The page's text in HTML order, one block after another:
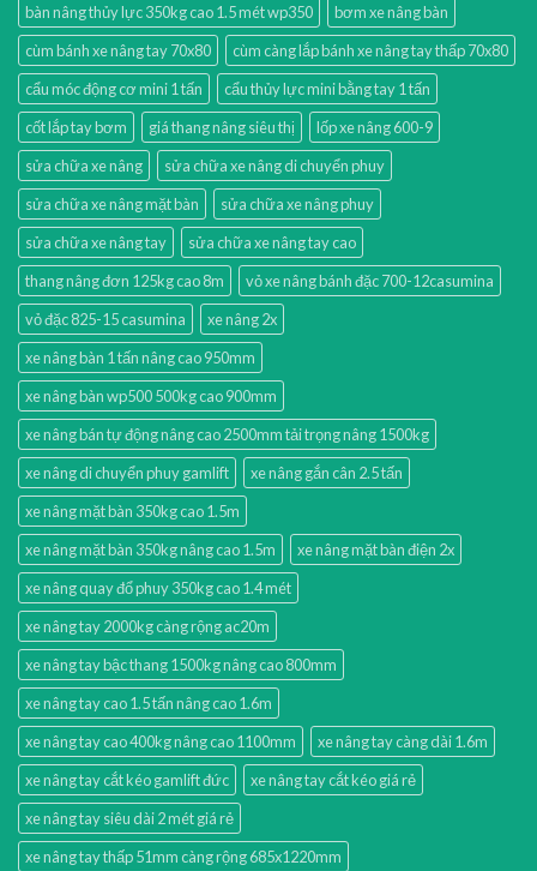
bàn nâng thủy lực 350kg cao 1.5 mét wp350
bơm xe nâng bàn
cùm bánh xe nâng tay 70x80
cùm càng lắp bánh xe nâng tay thấp 70x80
cẩu móc động cơ mini 1 tấn
cẩu thủy lực mini bằng tay 1 tấn
cốt lắp tay bơm
giá thang nâng siêu thị
lốp xe nâng 600-9
sửa chữa xe nâng
sửa chữa xe nâng di chuyển phuy
sửa chữa xe nâng mặt bàn
sửa chữa xe nâng phuy
sửa chữa xe nâng tay
sửa chữa xe nâng tay cao
thang nâng đơn 125kg cao 8m
vỏ xe nâng bánh đặc 700-12casumina
vỏ đặc 825-15 casumina
xe nâng 2x
xe nâng bàn 1 tấn nâng cao 950mm
xe nâng bàn wp500 500kg cao 900mm
xe nâng bán tự động nâng cao 2500mm tải trọng nâng 1500kg
xe nâng di chuyển phuy gamlift
xe nâng gắn cân 2.5 tấn
xe nâng mặt bàn 350kg cao 1.5m
xe nâng mặt bàn 350kg nâng cao 1.5m
xe nâng mặt bàn điện 2x
xe nâng quay đổ phuy 350kg cao 1.4 mét
xe nâng tay 2000kg càng rộng ac20m
xe nâng tay bậc thang 1500kg nâng cao 800mm
xe nâng tay cao 1.5 tấn nâng cao 1.6m
xe nâng tay cao 400kg nâng cao 1100mm
xe nâng tay càng dài 1.6m
xe nâng tay cắt kéo gamlift đức
xe nâng tay cắt kéo giá rẻ
xe nâng tay siêu dài 2 mét giá rẻ
xe nâng tay thấp 51mm càng rộng 685x1220mm